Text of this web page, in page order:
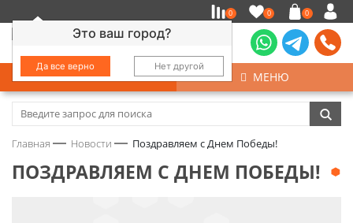
Это ваш город?
Да все верно Нет другой
0 0 0
КАТАЛОГ МЕНЮ
Замочно-скобяные изделия
Главная Новости Поздравляем с Днем Победы!
ПОЗДРАВЛЯЕМ С ДНЕМ ПОБЕДЫ!